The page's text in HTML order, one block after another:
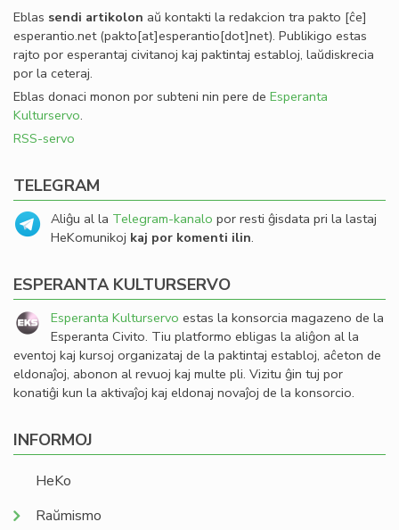
Eblas sendi artikolon aŭ kontakti la redakcion tra pakto [ĉe]
esperantio.net(pakto[at]esperantio[dot]net). Publikigo estas
rajto por esperantaj civitanoj kaj paktintaj establoj, laŭdiskrecia
por la ceteraj.
Eblas donaci monon por subteni nin pere de Esperanta
Kulturservo.
RSS-servo
TELEGRAM
Aliĝu al la Telegram-kanalo por resti ĝisdata pri la lastaj
HeKomunikoj kaj por komenti ilin.
ESPERANTA KULTURSERVO
Esperanta Kulturservo estas la konsorcia magazeno de la
Esperanta Civito. Tiu platformo ebligas la aliĝon al la
eventoj kaj kursoj organizataj de la paktintaj establoj, aĉeton de
eldonaĵoj, abonon al revuoj kaj multe pli. Vizitu ĝin tuj por
konatiĝi kun la aktivaĵoj kaj eldonaj novaĵoj de la konsorcio.
INFORMOJ
HeKo
Raŭmismo